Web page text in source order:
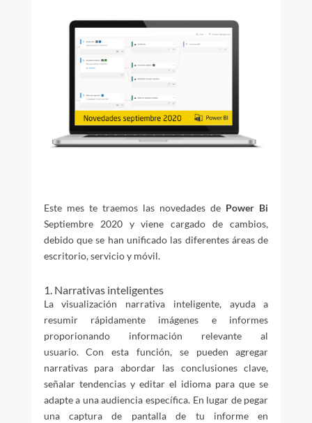
Este mes te traemos las novedades de Power Bi
Septiembre 2020 y viene cargado de cambios,
debido que se han unificado las diferentes áreas de
escritorio, servicio y móvil.
1. Narrativas inteligentes
La visualización narrativa inteligente, ayuda a
resumir rápidamente imágenes e informes
proporionando información relevante al
usuario. Con esta función, se pueden agregar
narrativas para abordar las conclusiones clave,
señalar tendencias y editar el idioma para que se
adapte a una audiencia específica. En lugar de pegar
una captura de pantalla de tu informe en